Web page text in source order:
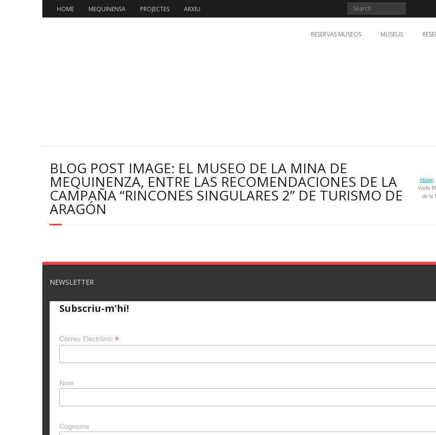
HOME MEQUINENSA PROJECTES ARXIU
RESERVAS MUSEOS MUSEUS
BLOG POST IMAGE: EL MUSEO DE LA MINA DE
MEQUINENZA, ENTRE LAS RECOMENDACIONES DE LA
CAMPAÑA “RINCONES SINGULARES 2” DE TURISMO DE
ARAGÓN
Home
Visita
de la
NEWSLETTER
Subscriu-m'hi!
Correu Electrònic *
Nom
Cognoms